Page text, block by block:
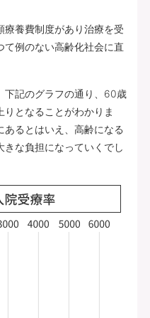
療養費制度があり治療を受
て例のない高齢化社会に直
下記のグラフの通り、60歳
となることがわかりま
るとはいえ、高齢になる
な負担になっていくでし